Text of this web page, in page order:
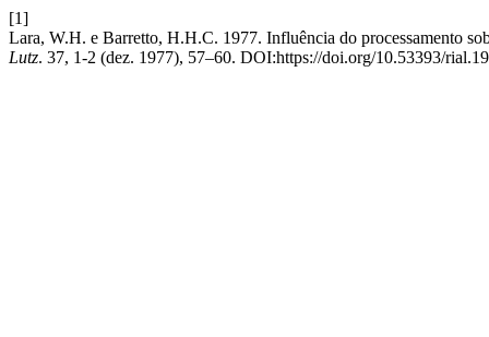
[1]
Lara, W.H. e Barretto, H.H.C. 1977. Influência do processamento
Lutz. 37, 1-2 (dez. 1977), 57–60. DOI:https://doi.org/10.53393/